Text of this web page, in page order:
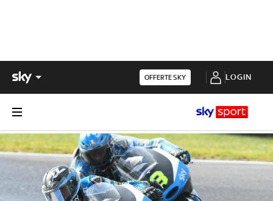
OFFERTE SKY LOGIN